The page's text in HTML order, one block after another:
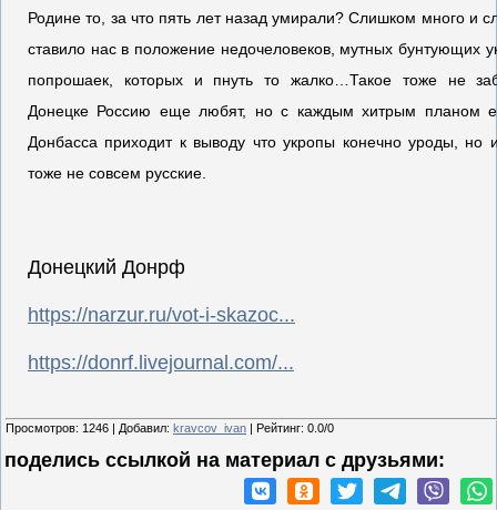
Родине то, за что пять лет назад умирали? Слишком много и
ставило нас в положение недочеловеков, мутных бунтующих
попрошаек, которых и пнуть то жалко…Такое тоже не
Донецке Россию еще любят, но с каждым хитрым планом
Донбасса приходит к выводу что укропы конечно уроды, но
тоже не совсем русские.
Донецкий Донрф
https://narzur.ru/vot-i-skazoc...
https://donrf.livejournal.com/...
Просмотров: 1246 | Добавил: kravcov_ivan | Рейтинг: 0.0/0
поделись ссылкой на материал c друзьями: